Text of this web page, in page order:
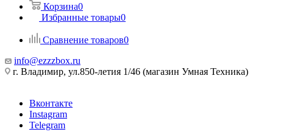
Корзина0
Избранные товары0
Сравнение товаров0
info@ezzzbox.ru
г. Владимир, ул.850-летия 1/46 (магазин Умная Техника)
Вконтакте
Instagram
Telegram